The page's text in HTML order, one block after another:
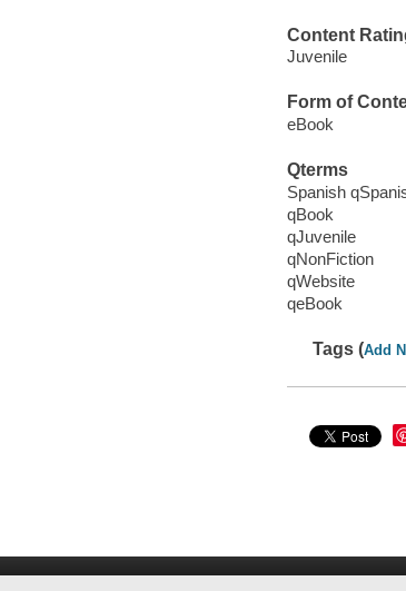
Content
Juvenile
Form of
eBook
Qterms
Spanish
qBook
qJuvenile
qNonFiction
qWebsite
qeBook
Tags (Add